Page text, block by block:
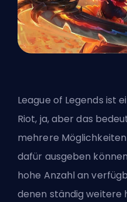
League of Legends ist
Riot, ja, aber das
mehrere
dafür ausgeben
hohe Anzahl an
denen ständig weitere